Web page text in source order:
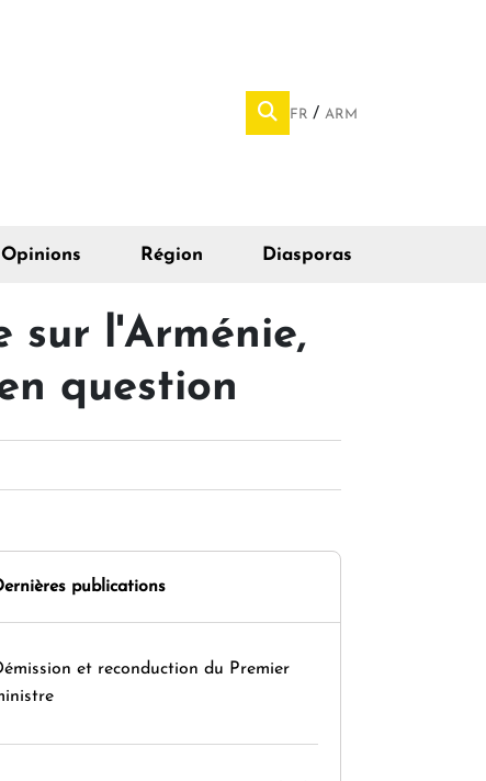
FR ARM
Opinions Région Diasporas
sur l'Arménie,
question
publications
et reconduction du Premier